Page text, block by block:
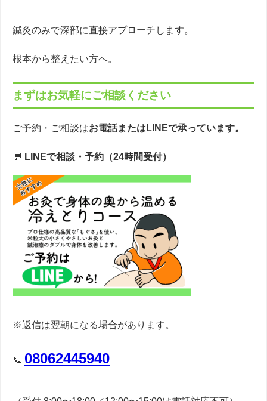
鍼灸のみで深部に直接アプローチします。
根本から整えたい方へ。
まずはお気軽にご相談ください
ご予約・ご相談はお電話またはLINEで承っています。
💬 LINEで相談・予約（24時間受付）
※返信は翌朝になる場合があります。
📞 08062445940